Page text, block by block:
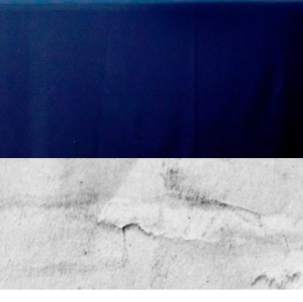
la Red Universitaria de la UdeG. A la
que hoy está tomando el gobernador Alfaro.
enviada por el gobernador al Congreso de